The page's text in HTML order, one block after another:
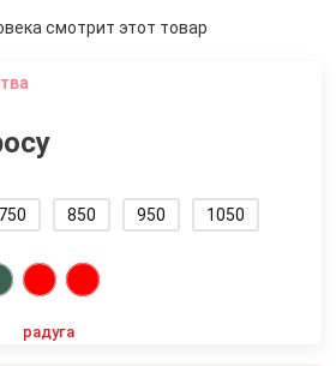
смотрит этот товар
750 850 950 1050
радуга